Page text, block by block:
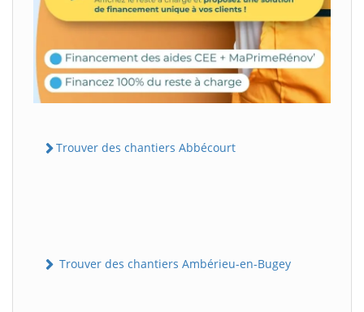
Trouver des chantiers Abbécourt
Trouver des chantiers Ambérieu-en-Bugey